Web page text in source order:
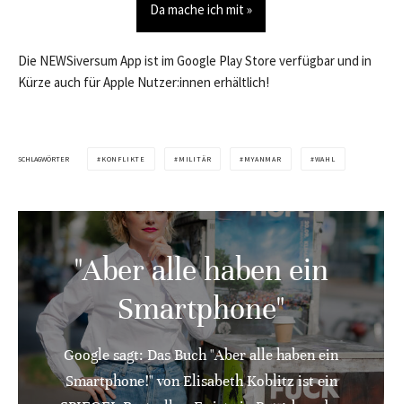
Da mache ich mit »
Die NEWSiversum App ist im Google Play Store verfügbar und in
Kürze auch für Apple Nutzer:innen erhältlich!
SCHLAGWÖRTER KONFLIKTE MILITÄR MYANMAR WAHL
"Aber alle haben ein
Smartphone"
Google sagt: Das Buch "Aber alle haben ein
Smartphone!" von Elisabeth Koblitz ist ein